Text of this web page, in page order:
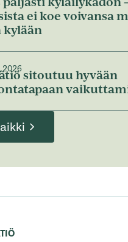
ei koe voivansa
sitoutuu hyvään